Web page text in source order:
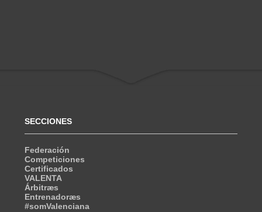
SECCIONES
Federación
Competiciones
Certificados
VALENTA
Árbitræs
Entrenadoræs
#somValenciana